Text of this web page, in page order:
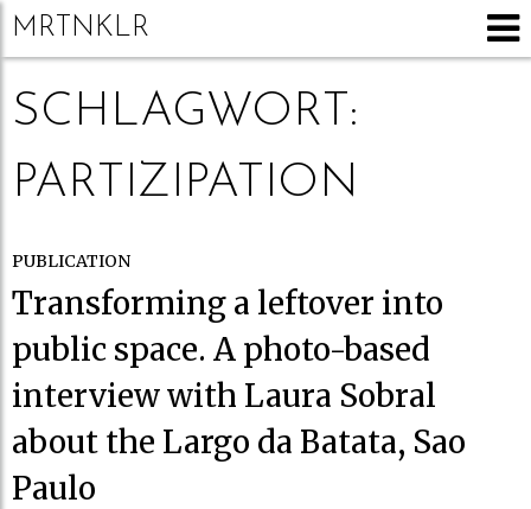
MRTNKLR
SCHLAGWORT:
PARTIZIPATION
PUBLICATION
Transforming a leftover into
public space. A photo-based
interview with Laura Sobral
about the Largo da Batata, Sao
Paulo